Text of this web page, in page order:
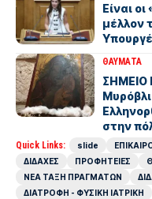
Είναι
μέλλον
ΘΑΥΜΑΤΑ
ΣΗΜΕΙΟ
στην
Quick Links: slide
ΔΙΔΑΧΕΣ
ΠΡΟΦΗΤΕΙΕΣ
ΝΕΑ ΤΑΞΗ ΠΡΑΓΜΑΤΩΝ
ΔΙΑΤΡΟΦΗ - ΦΥΣΙΚΗ ΙΑΤΡΙΚΗ